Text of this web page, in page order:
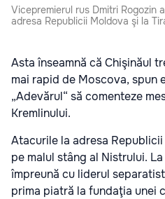
Vicepremierul rus Dmitri Rogozin
adresa Republicii Moldova şi la
Asta înseamnă că Chişinăul
mai rapid de Moscova, spun
„Adevărul“ să comenteze
Kremlinului.
Atacurile la adresa
pe malul stâng al Nistrului.
împreună cu liderul
prima piatră la fundaţia unei